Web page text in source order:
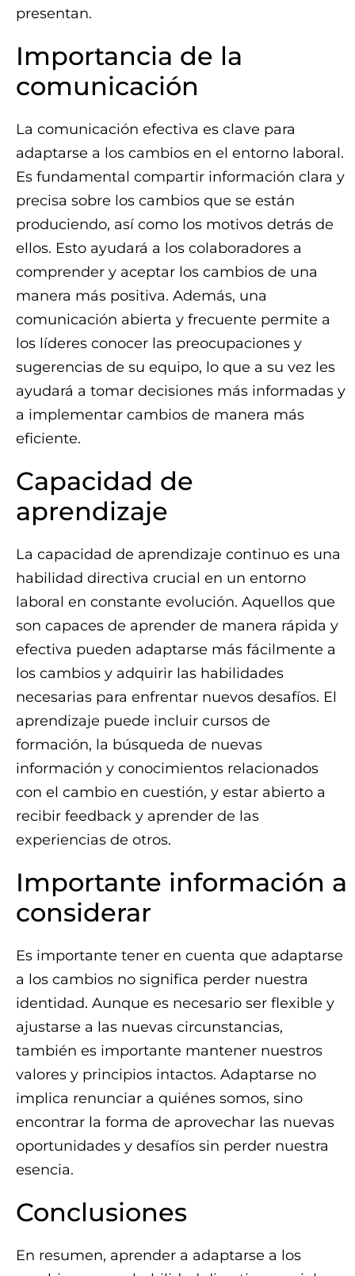
presentan.
Importancia de la
comunicación
La comunicación efectiva es clave para
adaptarse a los cambios en el entorno laboral.
Es fundamental compartir información clara y
precisa sobre los cambios que se están
produciendo, así como los motivos detrás de
ellos. Esto ayudará a los colaboradores a
comprender y aceptar los cambios de una
manera más positiva. Además, una
comunicación abierta y frecuente permite a
los líderes conocer las preocupaciones y
sugerencias de su equipo, lo que a su vez les
ayudará a tomar decisiones más informadas y
a implementar cambios de manera más
eficiente.
Capacidad de
aprendizaje
La capacidad de aprendizaje continuo es una
habilidad directiva crucial en un entorno
laboral en constante evolución. Aquellos que
son capaces de aprender de manera rápida y
efectiva pueden adaptarse más fácilmente a
los cambios y adquirir las habilidades
necesarias para enfrentar nuevos desafíos. El
aprendizaje puede incluir cursos de
formación, la búsqueda de nuevas
información y conocimientos relacionados
con el cambio en cuestión, y estar abierto a
recibir feedback y aprender de las
experiencias de otros.
Importante información a
considerar
Es importante tener en cuenta que adaptarse
a los cambios no significa perder nuestra
identidad. Aunque es necesario ser flexible y
ajustarse a las nuevas circunstancias,
también es importante mantener nuestros
valores y principios intactos. Adaptarse no
implica renunciar a quiénes somos, sino
encontrar la forma de aprovechar las nuevas
oportunidades y desafíos sin perder nuestra
esencia.
Conclusiones
En resumen, aprender a adaptarse a los